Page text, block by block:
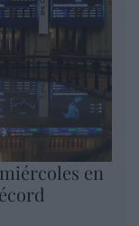
en